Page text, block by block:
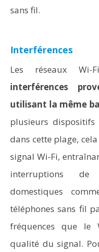
sans fil.
Interférences
Les réseaux
interférences
utilisant la même
plusieurs
dans cette plage,
signal Wi-Fi,
interruptions de
domestiques
téléphones sans fil
fréquences que le
qualité du signal.